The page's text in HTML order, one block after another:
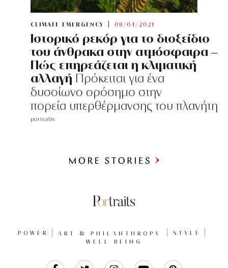
CLIMATE EMERGENCY 08/04/2021
Ιστορικό ρεκόρ για το διοξείδιο
του άνθρακα στην ατμόσφαιρα –
Πώς επηρεάζεται η κλιματική
αλλαγή Πρόκειται για ένα
δυσοίωνο ορόσημο στην
πορεία υπερθέρμανσης του πλανήτη
portraits
POWER ART & PHILANTHROPY
STYLE
WELL BEING